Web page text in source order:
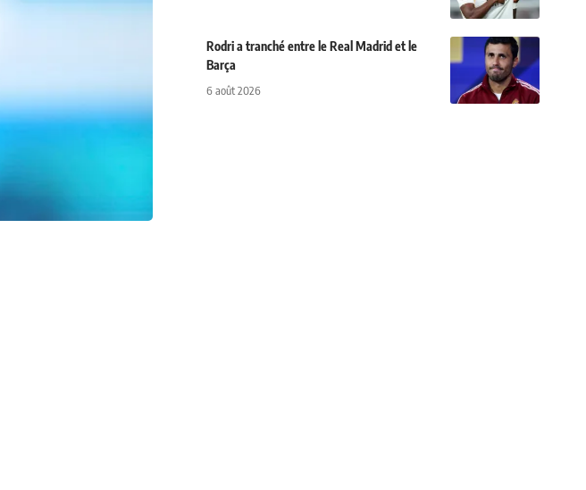
Rodri a tranché entre le Real Madrid et le
Barça
6 août 2026